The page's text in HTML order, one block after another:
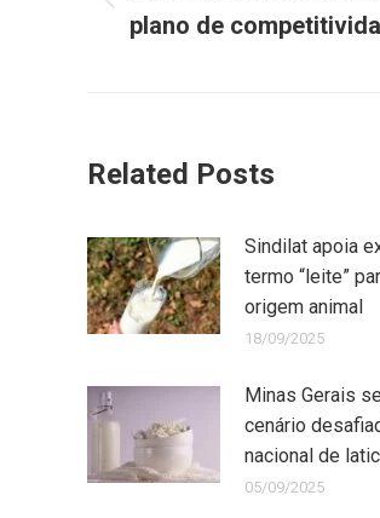
plano de
Related Posts
Sindilat apoia
termo “leite”
origem animal
18/09/2025
Minas Gerais
cenário
nacional de
05/09/2025